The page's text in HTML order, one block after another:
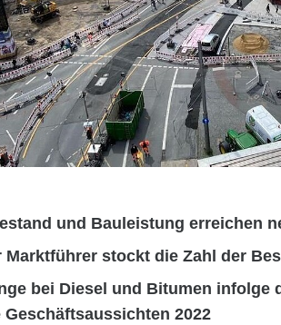
und Bauleistung erreichen
Marktführer stockt die Zahl der
bei Diesel und Bitumen infolge
2022